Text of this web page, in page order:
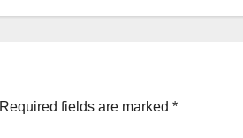
Required fields are marked *